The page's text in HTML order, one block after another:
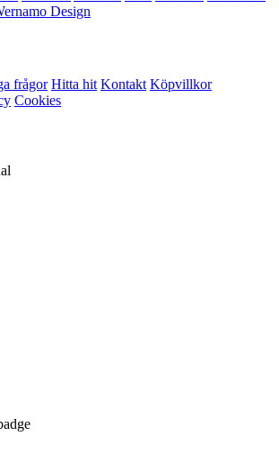
Design
frågor Hitta hit Kontakt Köpvillkor
Cookies